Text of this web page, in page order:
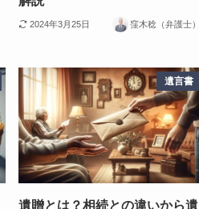
2024年3月25日 窪木稔（弁護士）
遺言書
遺贈とは？相続との違いから遺